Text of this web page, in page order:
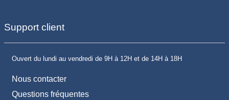
Support client
Ouvert du lundi au vendredi de 9H à 12H et de 14H à 18H
Nous contacter
Questions fréquentes